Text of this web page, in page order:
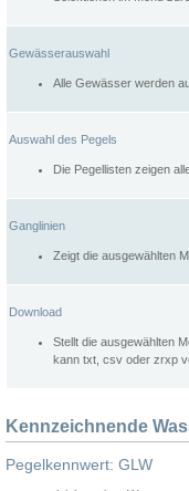
Gewässerauswahl
Alle Gewässer werden
Auswahl des Pegels
Die Pegellisten zeigen
Ganglinien
Zeigt die ausgewählten
Download
Stellt die ausgewählten
kann txt, csv oder zrxp
Kennzeichnende
Pegelkennwert: GLW